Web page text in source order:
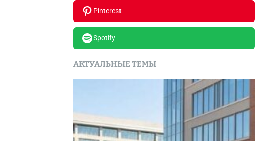
Pinterest
Spotify
АКТУАЛЬНЫЕ ТЕМЫ